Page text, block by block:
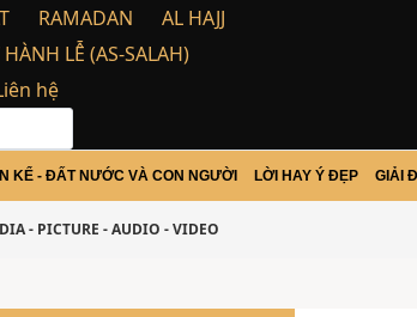
RAMADAN
AL HAJJ
LỄ (AS-SALAH)
hệ
KỂ - ĐẤT NƯỚC VÀ CON NGƯỜI LỜI HAY Ý ĐẸP GIẢI
- PICTURE - AUDIO - VIDEO